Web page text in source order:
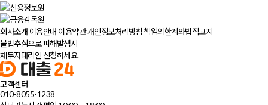
회사소개 이용안내 이용약관개인정보처리방침책임의한계와법적고지
불법추심으로 피해발생시
채무자대리인 신청하세요.
고객센터
010-8055-1238